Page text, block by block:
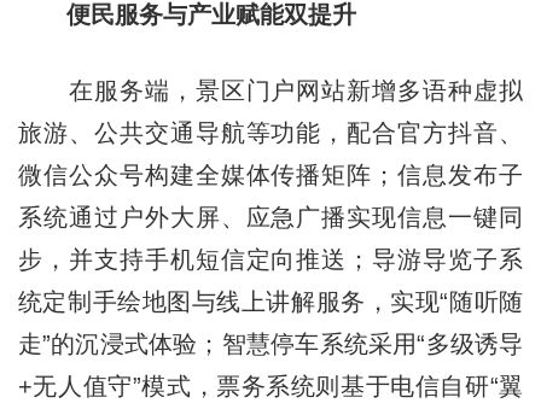
便民服务与产业赋能双提升
在服务端，景区门户网站新增多语种虚拟
旅游、公共交通导航等功能，配合官方抖音、
微信公众号构建全媒体传播矩阵；信息发布子
系统通过户外大屏、应急广播实现信息一键同
步，并支持手机短信定向推送；导游导览子系
统定制手绘地图与线上讲解服务，实现“随听随
走”的沉浸式体验；智慧停车系统采用“多级诱导
+无人值守”模式，票务系统则基于电信自研“翼